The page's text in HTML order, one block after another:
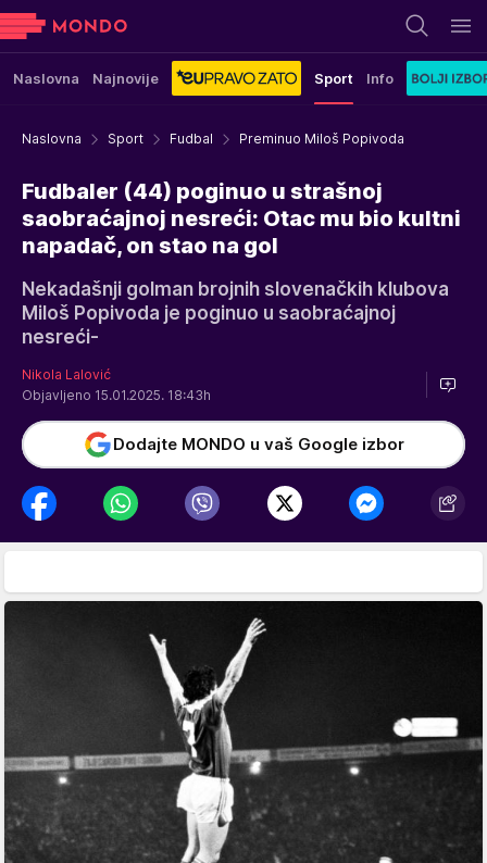
Naslovna Najnovije Sport Info
Naslovna Sport Fudbal Preminuo Miloš Popivoda
Fudbaler (44) poginuo u strašnoj
saobraćajnoj nesreći: Otac mu bio kultni
napadač, on stao na gol
Nekadašnji golman brojnih slovenačkih klubova
Miloš Popivoda je poginuo u saobraćajnoj
nesreći-
Nikola Lalović
Objavljeno 15.01.2025. 18:43h
Dodajte MONDO u vaš Google izbor